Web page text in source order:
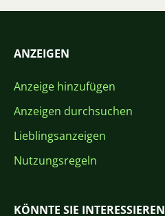
ANZEIGEN
Anzeige hinzufügen
Anzeigen durchsuchen
Lieblingsanzeigen
Nutzungsregeln
KÖNNTE SIE INTERESSIEREN